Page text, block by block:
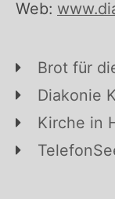
Web:
Brot für
Diakonie
Kirche in